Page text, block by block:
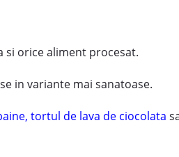
si orice aliment procesat.
in variante mai sanatoase.
tortul de lava de ciocolata